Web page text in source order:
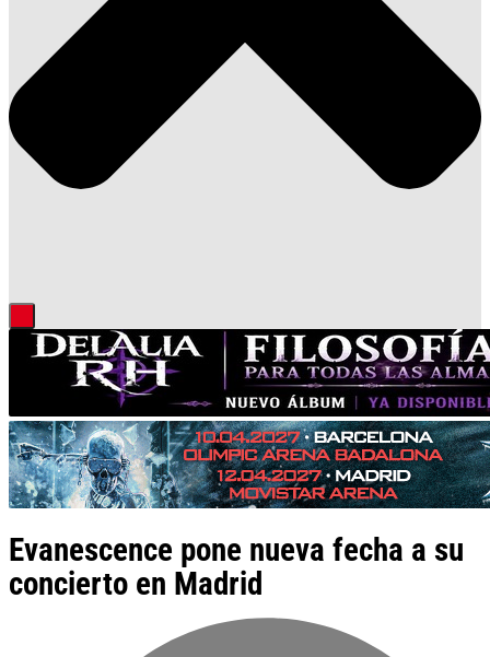
Evanescence pone nueva fecha a su
concierto en Madrid